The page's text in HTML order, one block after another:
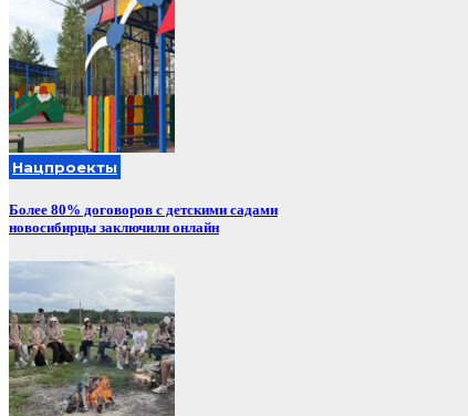
Нацпроекты
Более 80% договоров с детскими садами
новосибирцы заключили онлайн